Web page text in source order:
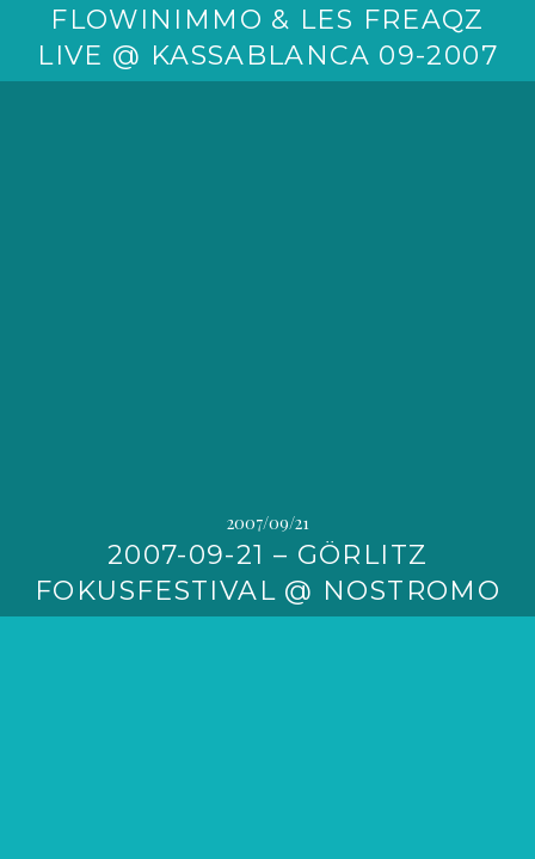
FLOWINIMMO & LES FREAQZ
LIVE @ KASSABLANCA 09-2007
2007/09/21
2007-09-21 – GÖRLITZ
FOKUSFESTIVAL @ NOSTROMO